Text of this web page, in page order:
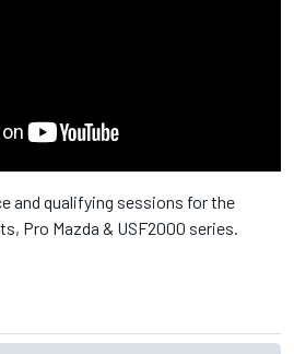
and qualifying sessions for the
Pro Mazda & USF2000 series.